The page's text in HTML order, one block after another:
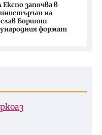
започва в
на
Боршош
формат